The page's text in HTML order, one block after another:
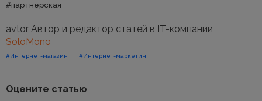
#партнерская
avtor Автор и редактор статей в IT-компании
SoloMono
#Интернет-магазин #Интернет-маркетинг
Оцените статью